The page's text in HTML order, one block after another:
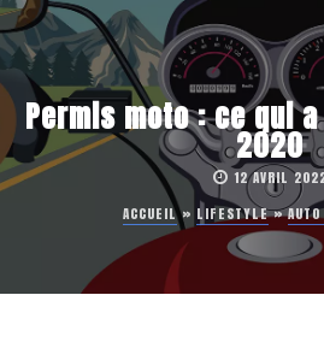
Permis moto : ce qui
2020
12 AVRIL
ACCUEIL» LIFESTYLE»